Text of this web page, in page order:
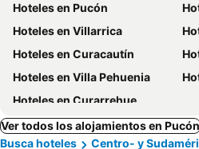
Hoteles en Pucón
Hoteles en Villarrica
Hoteles en Curacautín
Hoteles en Villa Pehuenia
Hoteles en Curarrehue
Ver todos los alojamientos en Pucón
Busca hoteles
Centro- y